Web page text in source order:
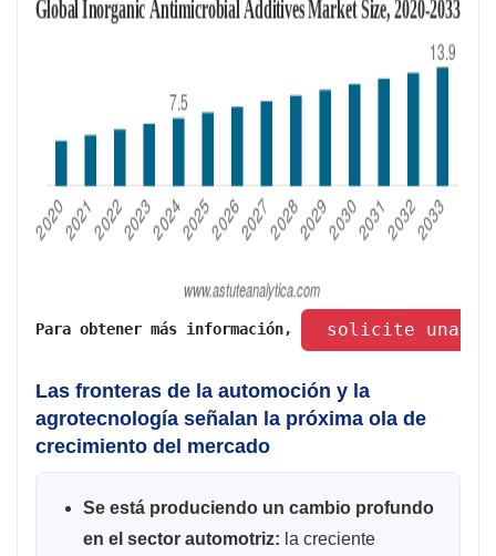
Para obtener más información, solicite una
Las fronteras de la automoción y la
agrotecnología señalan la próxima ola de
crecimiento del mercado
Se está produciendo un cambio profundo
en el sector automotriz: la creciente